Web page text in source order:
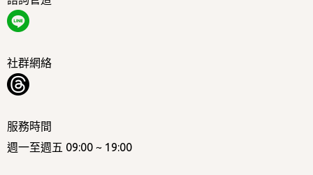
社群網絡
服務時間
週一至週五 09:00 ~ 19:00